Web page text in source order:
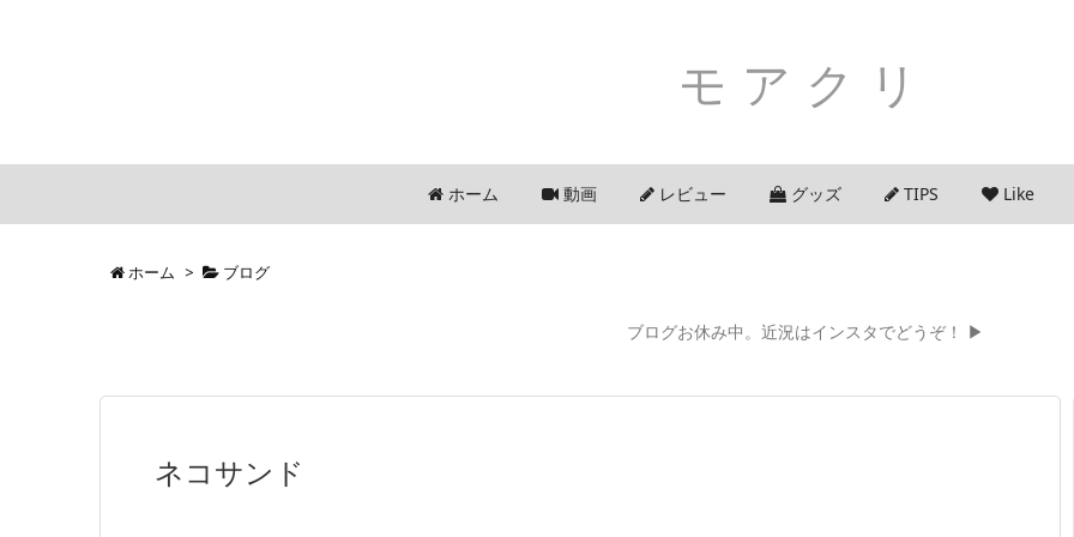
モアクリ
ホーム 動画 レビュー グッズ TIPS Like
ホーム > ブログ
ブログお休み中。近況はインスタでどうぞ！ ▶
ネコサンド